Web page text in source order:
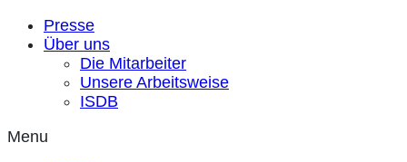
Presse
Über uns
Die Mitarbeiter
Unsere Arbeitsweise
ISDB
Menu